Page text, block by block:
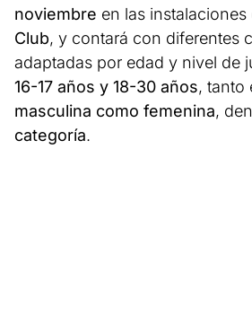
noviembre en las instalaciones
Club, y contará con diferentes
adaptadas por edad y nivel de
16-17 años y 18-30 años, tanto
masculina como femenina,
categoría.